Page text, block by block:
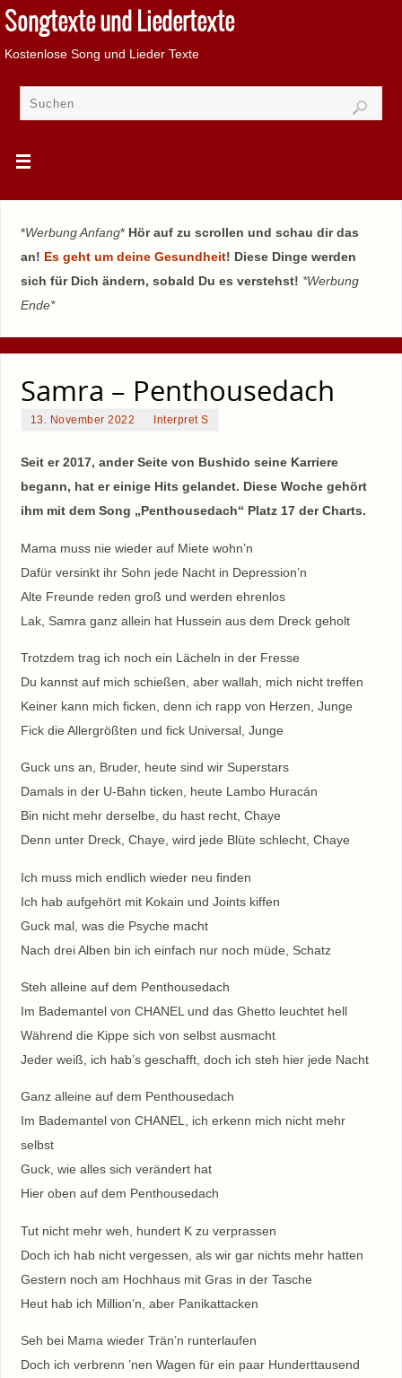
Songtexte und Liedertexte
Kostenlose Song und Lieder Texte
*Werbung Anfang* Hör auf zu scrollen und schau dir das
an! Es geht um deine Gesundheit! Diese Dinge werden
sich für Dich ändern, sobald Du es verstehst! *Werbung
Ende*
Samra – Penthousedach
13. November 2022 Interpret S
Seit er 2017, ander Seite von Bushido seine Karriere
begann, hat er einige Hits gelandet. Diese Woche gehört
ihm mit dem Song „Penthousedach“ Platz 17 der Charts.
Mama muss nie wieder auf Miete wohn’n
Dafür versinkt ihr Sohn jede Nacht in Depression’n
Alte Freunde reden groß und werden ehrenlos
Lak, Samra ganz allein hat Hussein aus dem Dreck geholt
Trotzdem trag ich noch ein Lächeln in der Fresse
Du kannst auf mich schießen, aber wallah, mich nicht treffen
Keiner kann mich ficken, denn ich rapp von Herzen, Junge
Fick die Allergrößten und fick Universal, Junge
Guck uns an, Bruder, heute sind wir Superstars
Damals in der U-Bahn ticken, heute Lambo Huracán
Bin nicht mehr derselbe, du hast recht, Chaye
Denn unter Dreck, Chaye, wird jede Blüte schlecht, Chaye
Ich muss mich endlich wieder neu finden
Ich hab aufgehört mit Kokain und Joints kiffen
Guck mal, was die Psyche macht
Nach drei Alben bin ich einfach nur noch müde, Schatz
Steh alleine auf dem Penthousedach
Im Bademantel von CHANEL und das Ghetto leuchtet hell
Während die Kippe sich von selbst ausmacht
Jeder weiß, ich hab’s geschafft, doch ich steh hier jede Nacht
Ganz alleine auf dem Penthousedach
Im Bademantel von CHANEL, ich erkenn mich nicht mehr
selbst
Guck, wie alles sich verändert hat
Hier oben auf dem Penthousedach
Tut nicht mehr weh, hundert K zu verprassen
Doch ich hab nicht vergessen, als wir gar nichts mehr hatten
Gestern noch am Hochhaus mit Gras in der Tasche
Heut hab ich Million’n, aber Panikattacken
Seh bei Mama wieder Trän’n runterlaufen
Doch ich verbrenn ’nen Wagen für ein paar Hunderttausend